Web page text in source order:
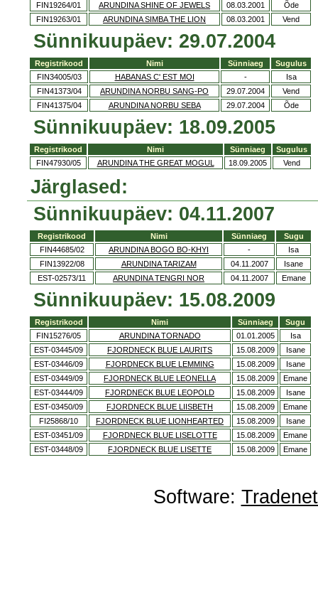
FIN19264/01
ARUNDINA SHINE OF JEWELS 08.03.2001
Õde
FIN19263/01
ARUNDINA SIMBA THE LION 08.03.2001 Vend
Sünnikuupäev: 29.07.2004
Registrikood Nimi Sünniaeg
Sugulus
FIN34005/03
HABANAS C' EST MOI -
Isa
FIN41373/04
ARUNDINA NORBU SANG-PO 29.07.2004
Vend
FIN41375/04
ARUNDINA NORBU SEBA 29.07.2004 Õde
Sünnikuupäev: 18.09.2005
Registrikood Nimi Sünniaeg
Sugulus
FIN47930/05
ARUNDINA THE GREAT MOGUL 18.09.2005 Vend
Järglased:
Sünnikuupäev: 04.11.2007
Registrikood Nimi Sünniaeg
Sugu
FIN44685/02
ARUNDINA BOGO BO-KHYI -
Isa
FIN13922/08
ARUNDINA TARIZAM 04.11.2007
Isane
EST-02573/11
ARUNDINA TENGRI NOR 04.11.2007 Emane
Sünnikuupäev: 15.08.2009
Registrikood Nimi Sünniaeg
Sugu
FIN15276/05
ARUNDINA TORNADO 01.01.2005
Isa
EST-03445/09
FJORDNECK BLUE LAURITS 15.08.2009
Isane
EST-03446/09
FJORDNECK BLUE LEMMING 15.08.2009
Isane
EST-03449/09
FJORDNECK BLUE LEONELLA 15.08.2009
Emane
EST-03444/09
FJORDNECK BLUE LEOPOLD 15.08.2009
Isane
EST-03450/09
FJORDNECK BLUE LIISBETH 15.08.2009
Emane
FI25868/10
FJORDNECK BLUE LIONHEARTED 15.08.2009
Isane
EST-03451/09
FJORDNECK BLUE LISELOTTE 15.08.2009
Emane
EST-03448/09
FJORDNECK BLUE LISETTE 15.08.2009 Emane
Software: